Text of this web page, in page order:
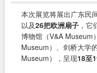
本次展览将展出广东民
以及26把欧洲扇子 ，
博物馆（V&A Museum
Museum）、剑桥大学
Museum），呈现18至